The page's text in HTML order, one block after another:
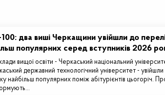
два виші Черкащини увійшли до
популярних серед вступників 2026
вищої освіти - Черкаський національний
державний технологічний університет - увійшли
найбільш популярних поміж абітурієнтів цьогоріч.